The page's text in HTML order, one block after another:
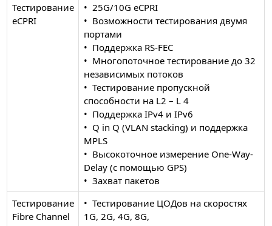
Тестирование
eCPRI
• 25G/10G eCPRI
• Возможности тестирования двумя
портами
• Поддержка RS-FEC
• Многопоточное тестирование до 32
независимых потоков
• Тестирование пропускной
способности на L2 – L 4
• Поддержка IPv4 и IPv6
• Q in Q (VLAN stacking) и поддержка
MPLS
• Высокоточное измерение One-Way-
Delay (с помощью GPS)
• Захват пакетов
Тестирование
Fibre Channel
• Тестирование ЦОДов на скоростях
1G, 2G, 4G, 8G,